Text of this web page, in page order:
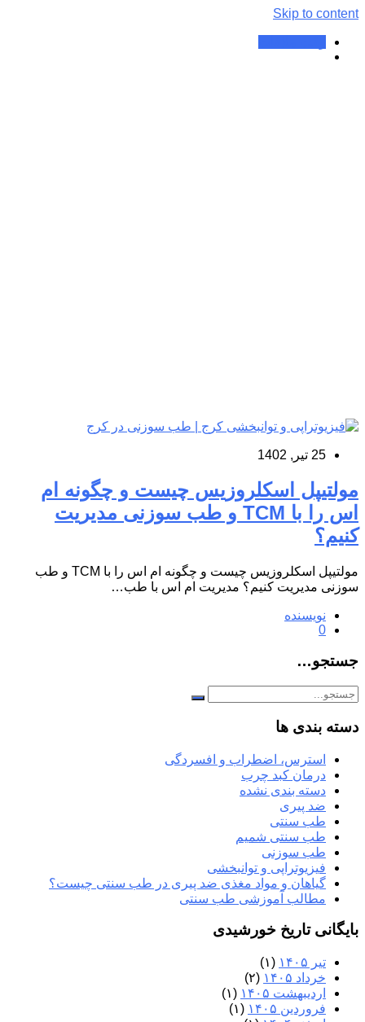
Skip to content
25 تیر, 1402
مولتیپل اسکلروزیس چیست و چگونه ام
اس را با TCM و طب سوزنی مدیریت
کنیم؟
مولتیپل اسکلروزیس چیست و چگونه ام اس را با TCM و طب
سوزنی مدیریت کنیم؟ مدیریت ام اس با طب…
نویسنده
0
جستجو…
دسته بندی ها
استرس، اضطراب و افسردگی
درمان کبد چرب
دسته بندی نشده
ضد پیری
طب سنتی
طب سنتی شمیم
طب سوزنی
فیزیوتراپی و توانبخشی
گیاهان و مواد مغذی ضد پیری در طب سنتی چیست؟
مطالب آموزشی طب سنتی
بایگانی تاریخ خورشیدی
تیر ۱۴۰۵
(۱)
خرداد ۱۴۰۵
(۲)
اردیبهشت ۱۴۰۵
(۱)
فروردین ۱۴۰۵
(۱)